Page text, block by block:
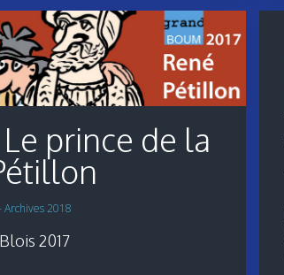
prince de la
Archives 2018
2017